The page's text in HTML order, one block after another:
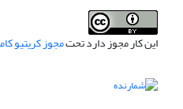
این کار مجوز دارد تحتمجوز کریتیو کامنز